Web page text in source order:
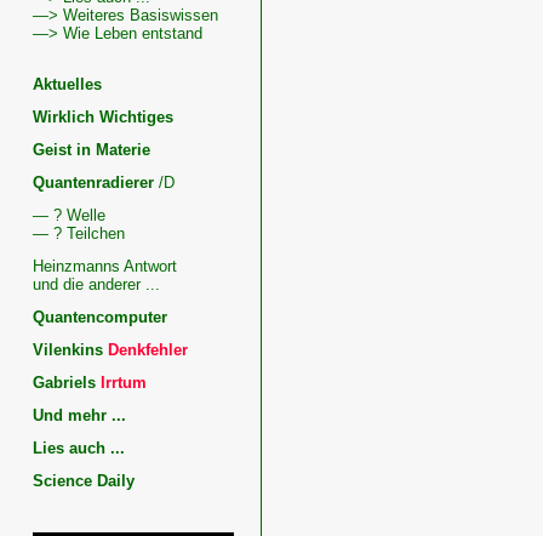
—> Weiteres Basiswissen
—> Wie Leben entstand
Aktuelles
Wirklich Wichtiges
Geist in Materie
Quantenradierer /D
— ? Welle
— ? Teilchen
Heinzmanns Antwort
und die anderer ...
Quantencomputer
Vilenkins Denkfehler
Gabriels Irrtum
Und mehr ...
Lies auch ...
Science Daily